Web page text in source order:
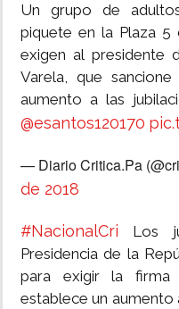
Un grupo de
piquete en la Plaza 5
exigen al presidente
Varela, que
aumento a las
@esantos120170
— Diario Critica.Pa
de 2018
#NacionalCri Los
Presidencia de la
para exigir la
establece un aumento